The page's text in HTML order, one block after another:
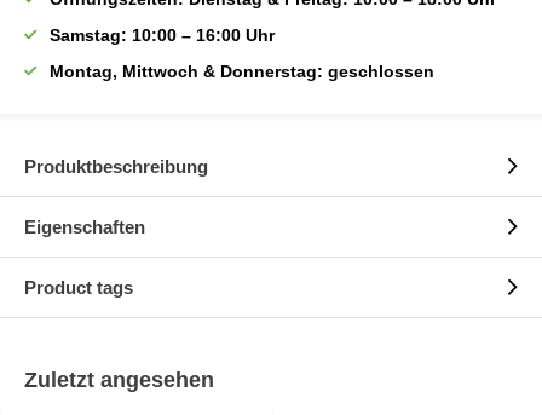
Samstag: 10:00 – 16:00 Uhr
Montag, Mittwoch & Donnerstag: geschlossen
Produktbeschreibung
Eigenschaften
Product tags
Zuletzt angesehen